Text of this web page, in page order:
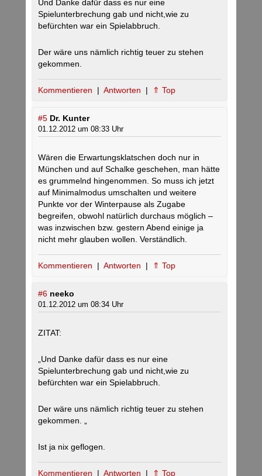
Und Danke dafür dass es nur eine
Spielunterbrechung gab und nicht,wie zu
befürchten war ein Spielabbruch.
Der wäre uns nämlich richtig teuer zu stehen
gekommen.
Kommentieren | Antworten | ⇑ Top
#5 Dr. Kunter
01.12.2012 um 08:33 Uhr
Wären die Erwartungsklatschen doch nur in
München und auf Schalke geschehen, man hätte
es grummelnd hingenommen. So muss ich jetzt
auf Minimalmodus umschalten und weitere
Punkte vor der Winterpause als Zugabe
begreifen, obwohl natürlich durchaus möglich –
was inzwischen bzw. gestern Abend einige ja
nicht mehr glauben wollen. Verständlich.
Kommentieren | Antworten | ⇑ Top
#6 neeko
01.12.2012 um 08:34 Uhr
ZITAT:
„Und Danke dafür dass es nur eine
Spielunterbrechung gab und nicht,wie zu
befürchten war ein Spielabbruch.
Der wäre uns nämlich richtig teuer zu stehen
gekommen. „
Ist ja nix geflogen.
Kommentieren | Antworten | ⇑ Top